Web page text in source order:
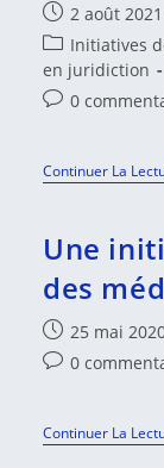
Publication
publiée :
2 août 2021
Post
category:
Initiatives
en juridiction
Commentaires
publication :
0
Continuer La
Une
des
Publication
publiée :
25 mai
Commentaires
publication :
0
Continuer La